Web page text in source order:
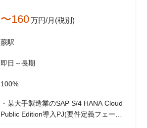
〜160万円/月(税別)
蕨駅
即日～長期
100%
・某大手製造業のSAP S/4 HANA Cloud
Public Edition導入PJ(要件定義フェーズ)